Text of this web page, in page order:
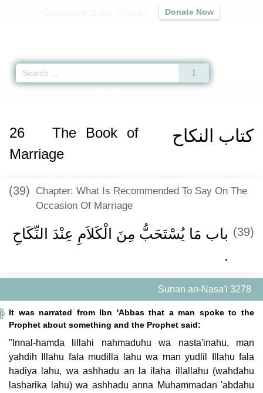
Donate Now
كتاب النكاح 26
The Book of
Marriage
(39) Chapter: What Is Recommended To Say On The
Occasion Of Marriage
(39) باب مَا يُسْتَحَبُّ مِنَ الْكَلاَمِ عِنْدَ النِّكَاحِ
‏.‏
Sunan an-Nasa'i 3278
It was narrated from Ibn 'Abbas that a man spoke to the
Prophet about something and the Prophet said:
"Innal-hamda lillahi nahmaduhu wa nasta'inahu, man
yahdih Illahu fala mudilla lahu wa man yudlil Illahu fala
hadiya lahu, wa ashhadu an la ilaha illallahu (wahdahu
lasharika lahu) wa ashhadu anna Muhammadan 'abdahu